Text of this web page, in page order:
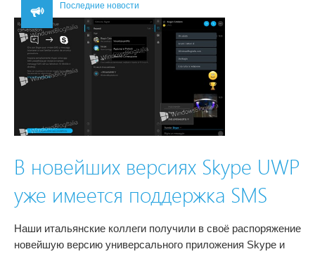
Последние новости
В новейших версиях Skype UWP
уже имеется поддержка SMS
Наши итальянские коллеги получили в своё распоряжение
новейшую версию универсального приложения Skype и